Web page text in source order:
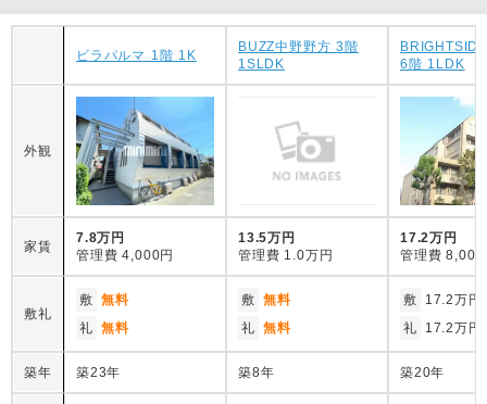
ビラパルマ 1階 1K
BUZZ中野野方 3階
1SLDK
6階 1LDK
外観
家賃
7.8万円
管理費 4,000円
13.5万円
管理費 1.0万円
17.2万円
管理費 8,000
敷礼
敷 無料
礼 無料
敷 無料
礼 無料
敷
17.2万円
礼
17.2万円
築年 築23年 築8年 築20年